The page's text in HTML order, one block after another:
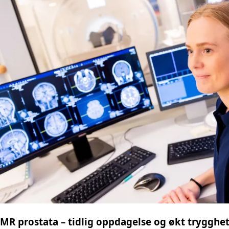
MR prostata – tidlig oppdagelse og økt trygghet